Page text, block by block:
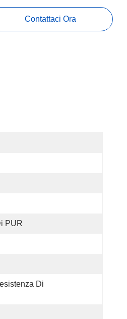
Contattaci Ora
PUR
Di